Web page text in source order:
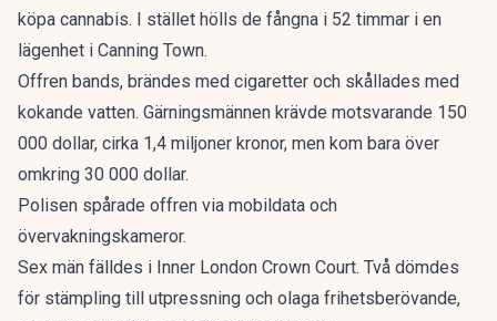
köpa cannabis. I stället hölls de fångna i 52 timmar i en
lägenhet i Canning Town.
Offren bands, brändes med cigaretter och skållades med
kokande vatten. Gärningsmännen krävde motsvarande 150
000 dollar, cirka 1,4 miljoner kronor, men kom bara över
omkring 30 000 dollar.
Polisen spårade offren via mobildata och
övervakningskameror.
Sex män fälldes i Inner London Crown Court. Två dömdes
för stämpling till utpressning och olaga frihetsberövande,